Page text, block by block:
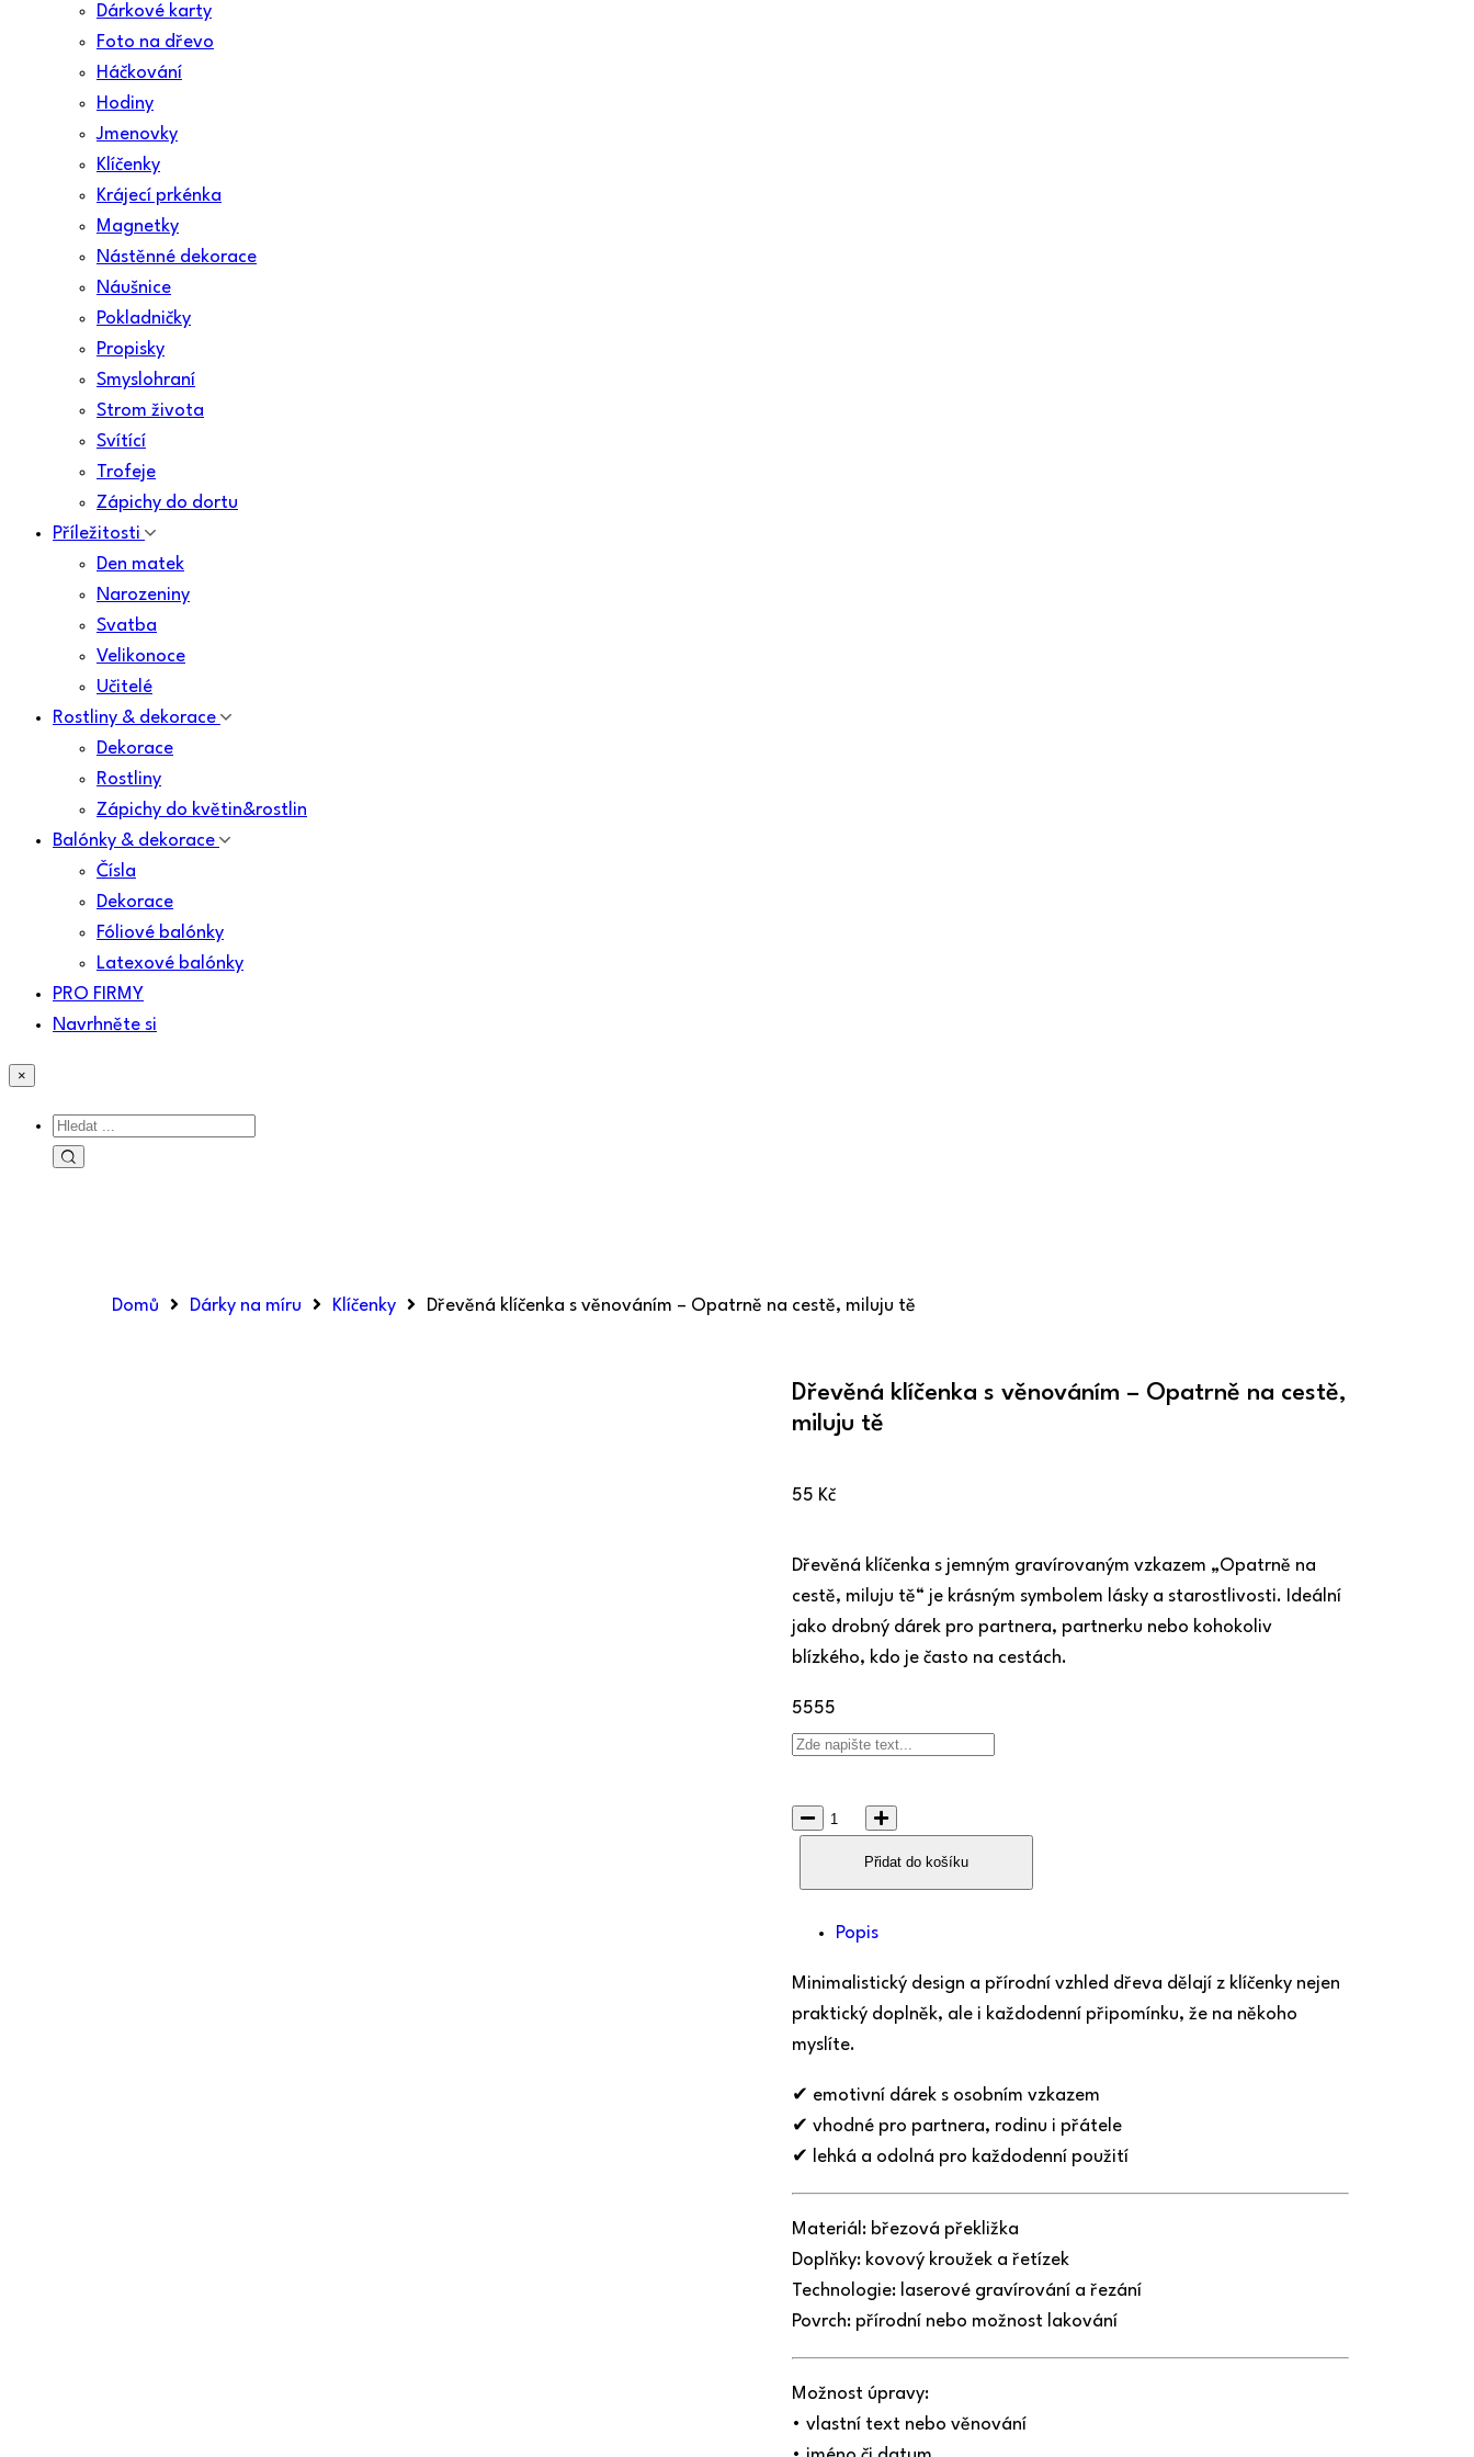
Dárkové karty
Foto na dřevo
Háčkování
Hodiny
Jmenovky
Klíčenky
Krájecí prkénka
Magnetky
Nástěnné dekorace
Náušnice
Pokladničky
Propisky
Smyslohraní
Strom života
Svítící
Trofeje
Zápichy do dortu
Příležitosti
Den matek
Narozeniny
Svatba
Velikonoce
Učitelé
Rostliny & dekorace
Dekorace
Rostliny
Zápichy do květin&rostlin
Balónky & dekorace
Čísla
Dekorace
Fóliové balónky
Latexové balónky
PRO FIRMY
Navrhněte si
×
Domů Dárky na míru Klíčenky Dřevěná klíčenka s věnováním – Opatrně na cestě, miluju tě
Dřevěná klíčenka s věnováním – Opatrně na cestě,
miluju tě
55 Kč
Dřevěná klíčenka s jemným gravírovaným vzkazem „Opatrně na
cestě, miluju tě“ je krásným symbolem lásky a starostlivosti. Ideální
jako drobný dárek pro partnera, partnerku nebo kohokoliv
blízkého, kdo je často na cestách.
5555
Přidat do košíku
Popis
Minimalistický design a přírodní vzhled dřeva dělají z klíčenky nejen
praktický doplněk, ale i každodenní připomínku, že na někoho
myslíte.
✔ emotivní dárek s osobním vzkazem
✔ vhodné pro partnera, rodinu i přátele
✔ lehká a odolná pro každodenní použití
Materiál: březová překližka
Doplňky: kovový kroužek a řetízek
Technologie: laserové gravírování a řezání
Povrch: přírodní nebo možnost lakování
Možnost úpravy:
• vlastní text nebo věnování